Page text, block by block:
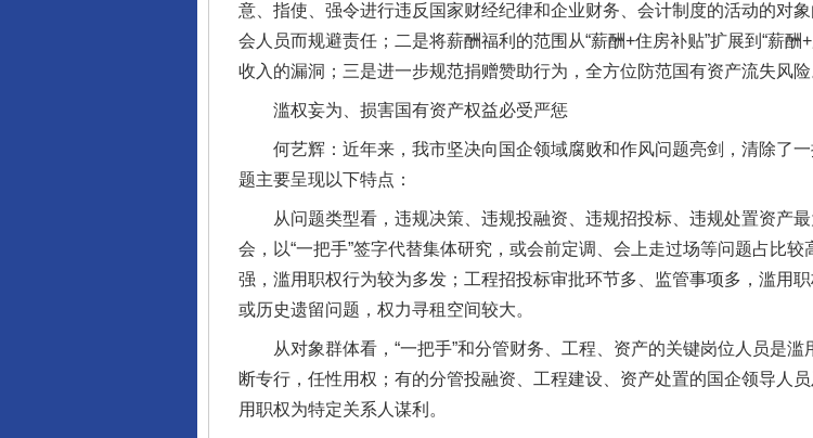
意、指使、强令进行违反国家财经纪律和企业财务、会计制度的活动的对
会人员而规避责任；二是将薪酬福利的范围从“薪酬+住房补贴”扩展到“薪
收入的漏洞；三是进一步规范捐赠赞助行为，全方位防范国有资产流失风险
滥权妄为、损害国有资产权益必受严惩
何艺辉：近年来，我市坚决向国企领域腐败和作风问题亮剑，清除了一
题主要呈现以下特点：
从问题类型看，违规决策、违规投融资、违规招投标、违规处置资产最
会，以“一把手”签字代替集体研究，或会前定调、会上走过场等问题占比
强，滥用职权行为较为多发；工程招投标审批环节多、监管事项多，滥用
或历史遗留问题，权力寻租空间较大。
从对象群体看，“一把手”和分管财务、工程、资产的关键岗位人员是滥
断专行，任性用权；有的分管投融资、工程建设、资产处置的国企领导人
用职权为特定关系人谋利。